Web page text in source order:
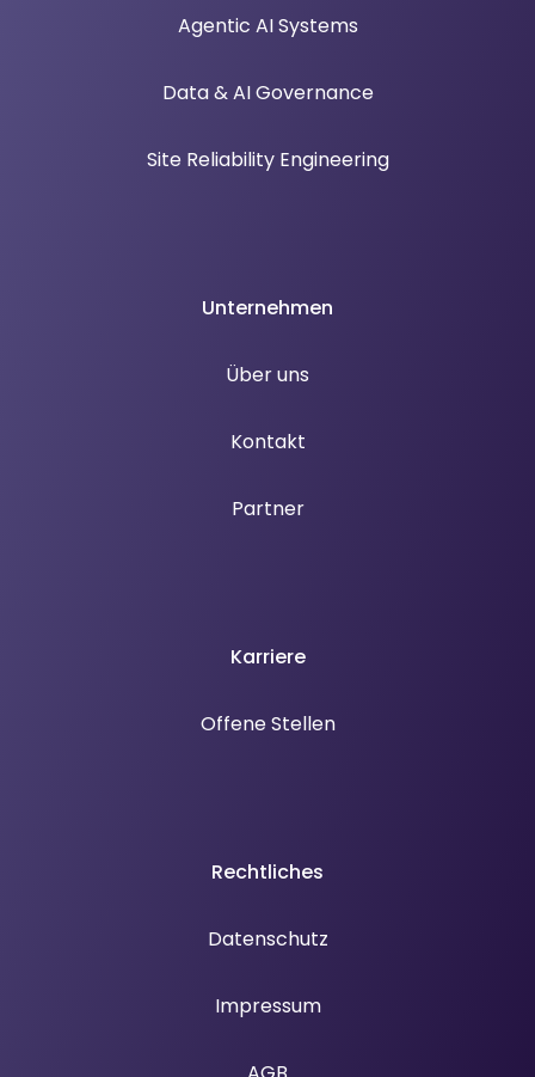
Agentic AI Systems
Data & AI Governance
Site Reliability Engineering
Unternehmen
Über uns
Kontakt
Partner
Karriere
Offene Stellen
Rechtliches
Datenschutz
Impressum